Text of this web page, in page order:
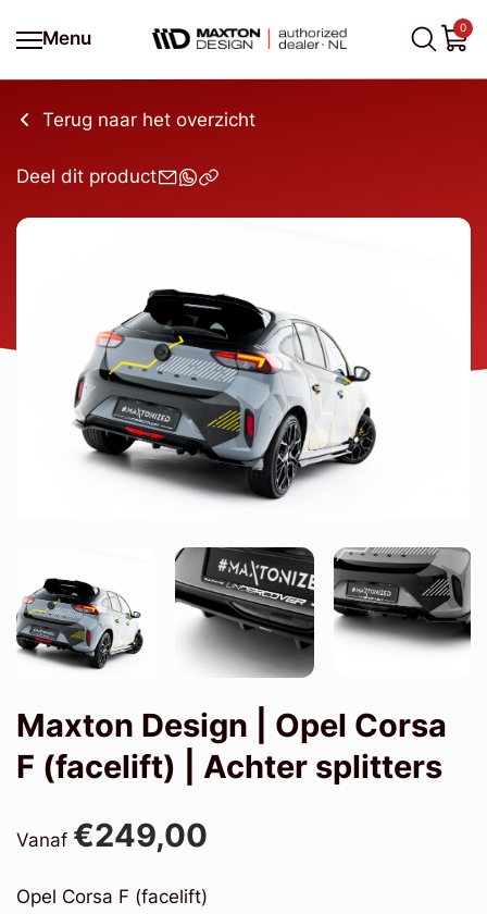
Menu
0
Terug naar het overzicht
Deel dit product
Maxton Design | Opel Corsa
F (facelift) | Achter splitters
Vanaf €249,00
Opel Corsa F (facelift)